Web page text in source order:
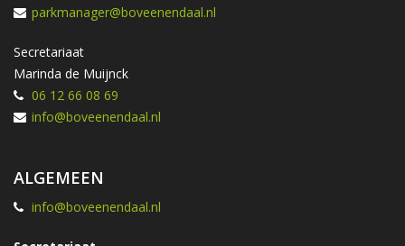
parkmanager@boveenendaal.nl
Secretariaat
Marinda de Muijnck
06 12 66 08 69
info@boveenendaal.nl
ALGEMEEN
info@boveenendaal.nl